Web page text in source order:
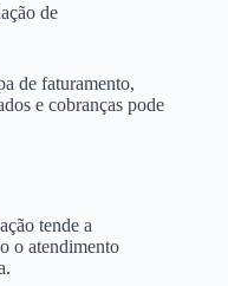
de
de faturamento,
e cobranças pode
tende a
o atendimento